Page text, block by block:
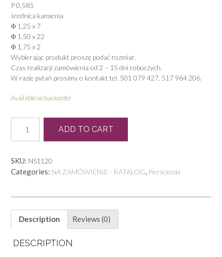
P 0,585
średnica kamienia
Φ 1,25 x 7
Φ 1,50 x 22
Φ 1,75 x 2
Wybierając produkt proszę podać rozmiar.
Czas realizacji zamówienia od 2 – 15 dni roboczych.
W razie pytań prosimy o kontakt tel. 501 079 427, 517 964 206.
Available on backorder
0292
quantity
ADD TO CART
SKU: NS1120
Categories: NA ZAMÓWIENIE - KATALOG, Pierścionki
Description Reviews (0)
DESCRIPTION